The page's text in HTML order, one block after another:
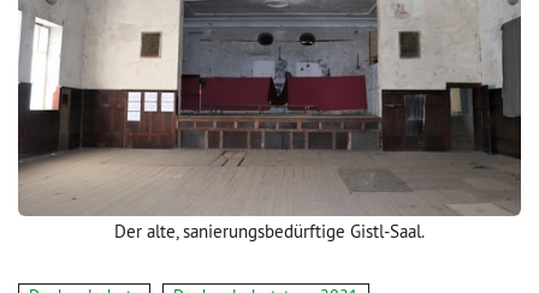
Der alte, sanierungsbedürftige Gistl-Saal.